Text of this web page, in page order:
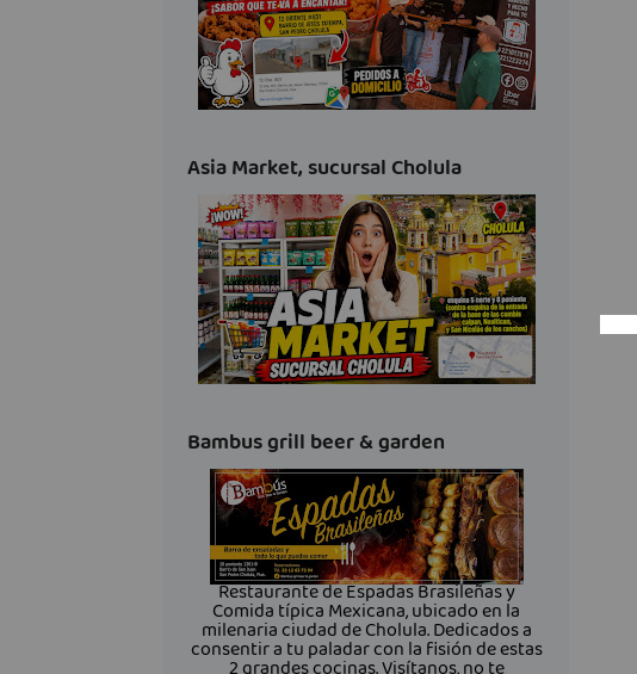
Asia Market, sucursal Cholula
Bambus grill beer & garden
Restaurante de Espadas Brasileñas y
Comida típica Mexicana, ubicado en la
milenaria ciudad de Cholula. Dedicados a
consentir a tu paladar con la fisión de estas